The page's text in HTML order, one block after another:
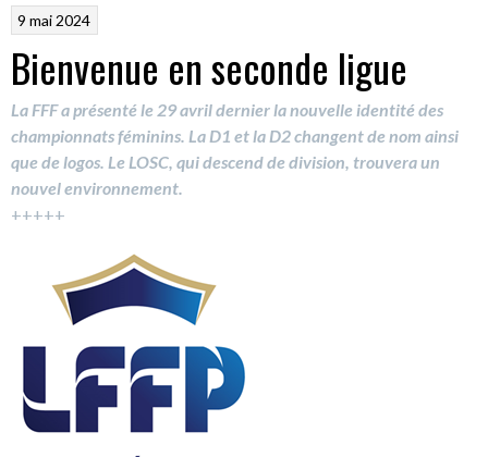
9 mai 2024
Bienvenue en seconde ligue
La FFF a présenté le 29 avril dernier la nouvelle identité des
championnats féminins. La D1 et la D2 changent de nom ainsi
que de logos. Le LOSC, qui descend de division, trouvera un
nouvel environnement.
+++++